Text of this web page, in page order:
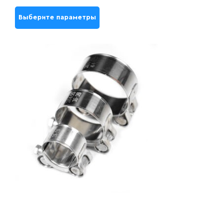
Выберите параметры